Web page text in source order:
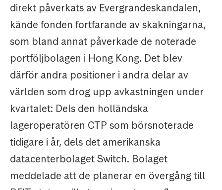
direkt påverkats av Evergrandeskandalen,
kände fonden fortfarande av skakningarna,
som bland annat påverkade de noterade
portföljbolagen i Hong Kong. Det blev
därför andra positioner i andra delar av
världen som drog upp avkastningen under
kvartalet: Dels den holländska
lageroperatören CTP som börsnoterade
tidigare i år, dels det amerikanska
datacenterbolaget Switch. Bolaget
meddelade att de planerar en övergång till